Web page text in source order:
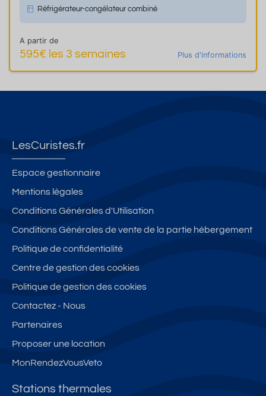
Réfrigérateur-congélateur combiné
A partir de
595€ les 3 semaines Plus d'informations
LesCuristes.fr
Espace gestionnaire
Mentions légales
Conditions Générales d'Utilisation
Conditions Générales de vente de la partie hébergement
Politique de confidentialité
Centre de gestion des cookies
Politique de gestion des cookies
Contactez - Nous
Partenaires
Proposer une location
MonRendezVousVeto
Stations thermales